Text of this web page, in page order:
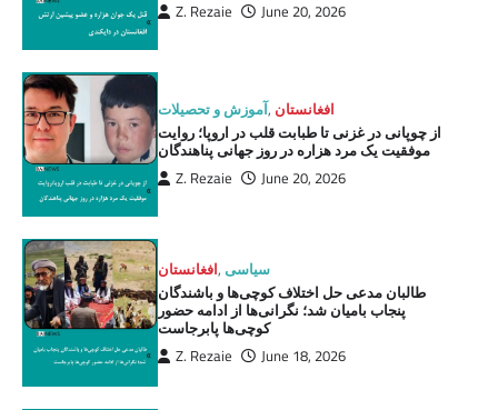
Z. Rezaie June 20, 2026
آموزش و تحصیلات, افغانستان
از چوپانی در غزنی تا طبابت قلب در اروپا؛ روایت
موفقیت یک مرد هزاره در روز جهانی پناهندگان
Z. Rezaie June 20, 2026
افغانستان,سیاسی
طالبان مدعی حل اختلاف کوچی‌ها و باشندگان
پنجاب بامیان شد؛ نگرانی‌ها از ادامه حضور
کوچی‌ها پابرجاست
Z. Rezaie June 18, 2026